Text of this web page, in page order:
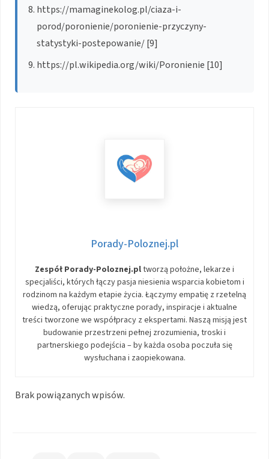
https://mamaginekolog.pl/ciaza-i-
porod/poronienie/poronienie-przyczyny-
statystyki-postepowanie/ [9]
https://pl.wikipedia.org/wiki/Poronienie [10]
Porady-Poloznej.pl
Zespół Porady-Poloznej.pltworzą położne, lekarze i
specjaliści, których łączy pasja niesienia wsparcia kobietom i
rodzinom na każdym etapie życia. Łączymy empatię z rzetelną
wiedzą, oferując praktyczne porady, inspiracje i aktualne
treści tworzone we współpracy z ekspertami. Naszą misją jest
budowanie przestrzeni pełnej zrozumienia, troski i
partnerskiego podejścia – by każda osoba poczuła się
wysłuchana i zaopiekowana.
Brak powiązanych wpisów.